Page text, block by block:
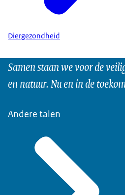
Diergezondheid
Samen staan we voor de
en natuur. Nu en in de
Andere talen